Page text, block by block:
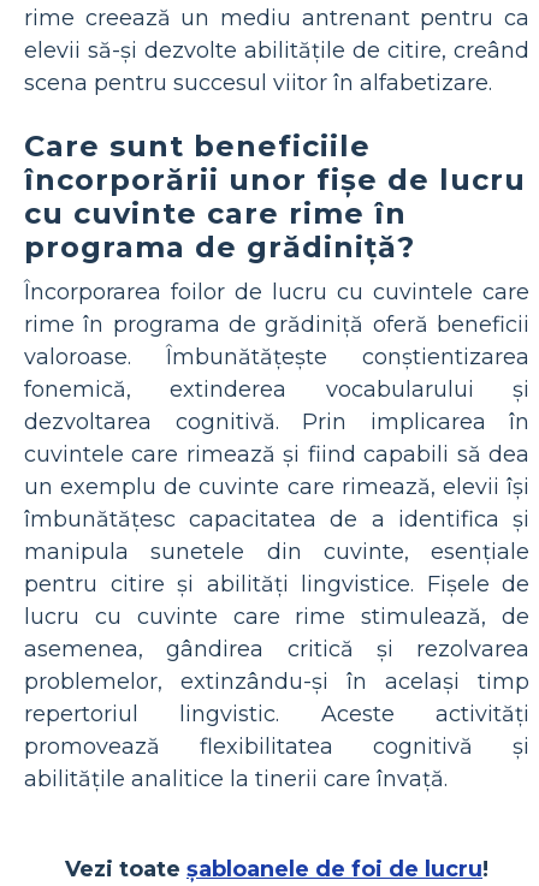
rime creează un mediu antrenant pentru ca
elevii să-și dezvolte abilitățile de citire, creând
scena pentru succesul viitor în alfabetizare.
Care sunt beneficiile
încorporării unor fișe de lucru
cu cuvinte care rime în
programa de grădiniță?
Încorporarea foilor de lucru cu cuvintele care
rime în programa de grădiniță oferă beneficii
valoroase. Îmbunătățește conștientizarea
fonemică, extinderea vocabularului și
dezvoltarea cognitivă. Prin implicarea în
cuvintele care rimează și fiind capabili să dea
un exemplu de cuvinte care rimează, elevii își
îmbunătățesc capacitatea de a identifica și
manipula sunetele din cuvinte, esențiale
pentru citire și abilități lingvistice. Fișele de
lucru cu cuvinte care rime stimulează, de
asemenea, gândirea critică și rezolvarea
problemelor, extinzându-și în același timp
repertoriul lingvistic. Aceste activități
promovează flexibilitatea cognitivă și
abilitățile analitice la tinerii care învață.
Vezi toate șabloanele de foi de lucru!